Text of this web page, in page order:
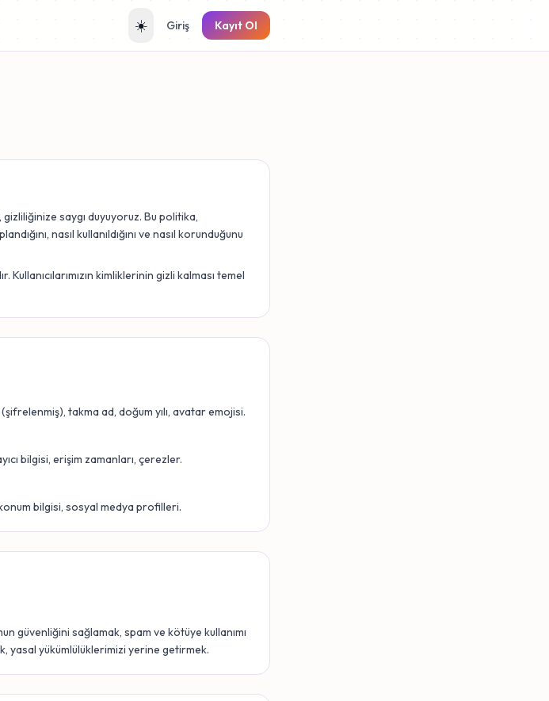
☀️ Giriş Kayıt Ol
saygı duyuyoruz. Bu politika,
nasıl kullanıldığını ve nasıl korunduğunu
kimliklerinin gizli kalması temel
takma ad, doğum yılı, avatar emojisi.
bilgisi, erişim zamanları, çerezler.
bilgisi, sosyal medya profilleri.
güvenliğini sağlamak, spam ve kötüye kullanımı
yasal yükümlülüklerimizi yerine getirmek.